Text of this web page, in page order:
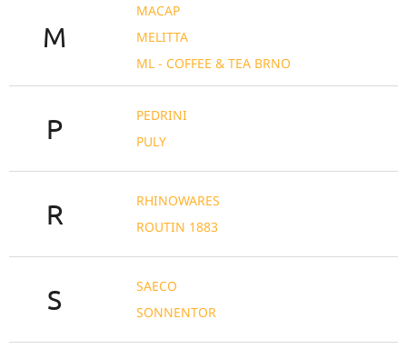
M
MACAP
MELITTA
ML - COFFEE & TEA BRNO
P
PEDRINI
PULY
R
RHINOWARES
ROUTIN 1883
S
SAECO
SONNENTOR